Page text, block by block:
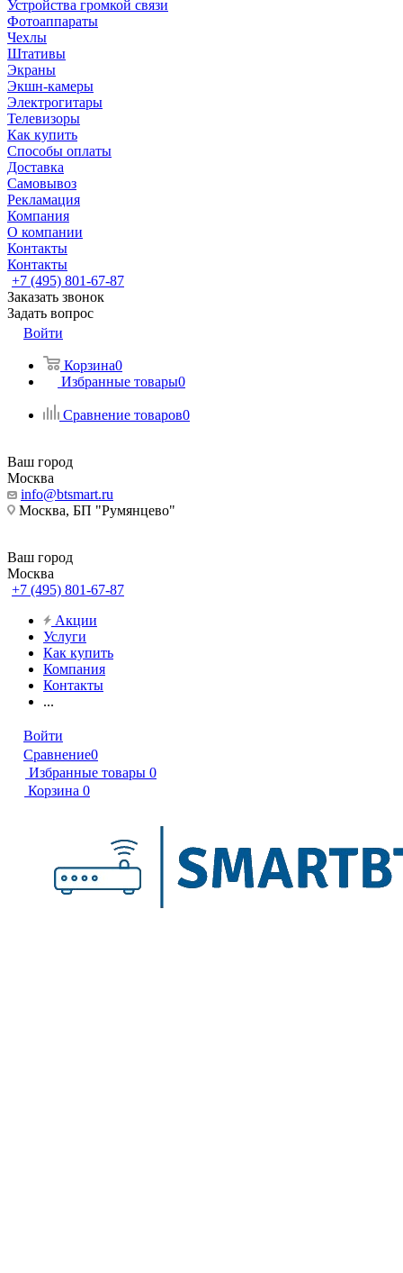
Устройства громкой связи
Фотоаппараты
Чехлы
Штативы
Экраны
Экшн-камеры
Электрогитары
Телевизоры
Как купить
Способы оплаты
Доставка
Самовывоз
Рекламация
Компания
О компании
Контакты
Контакты
+7 (495) 801-67-87
Заказать звонок
Задать вопрос
Войти
Корзина0
Избранные товары0
Сравнение товаров0
Ваш город
Москва
info@btsmart.ru
Москва, БП "Румянцево"
Ваш город
Москва
+7 (495) 801-67-87
Акции
Услуги
Как купить
Компания
Контакты
...
Войти
Сравнение0
Избранные товары 0
Корзина 0